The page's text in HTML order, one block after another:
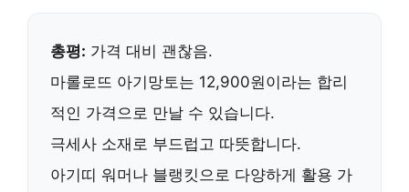
총평: 가격 대비 괜찮음.
마롤로뜨 아기망토는 12,900원이라는 합리
적인 가격으로 만날 수 있습니다.
극세사 소재로 부드럽고 따뜻합니다.
아기띠 워머나 블랭킷으로 다양하게 활용 가